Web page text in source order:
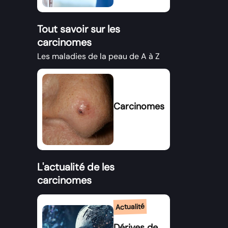
Tout savoir sur les
carcinomes
Les maladies de la peau de A à Z
Carcinomes
L'actualité de les
carcinomes
Actualité